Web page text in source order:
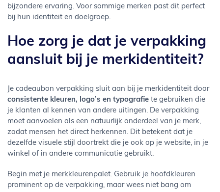
bijzondere ervaring. Voor sommige merken past dit perfect
bij hun identiteit en doelgroep.
Hoe zorg je dat je verpakking
aansluit bij je merkidentiteit?
Je cadeaubon verpakking sluit aan bij je merkidentiteit door
consistente kleuren, logo’s en typografie te gebruiken die
je klanten al kennen van andere uitingen. De verpakking
moet aanvoelen als een natuurlijk onderdeel van je merk,
zodat mensen het direct herkennen. Dit betekent dat je
dezelfde visuele stijl doortrekt die je ook op je website, in je
winkel of in andere communicatie gebruikt.
Begin met je merkkleurenpalet. Gebruik je hoofdkleuren
prominent op de verpakking, maar wees niet bang om